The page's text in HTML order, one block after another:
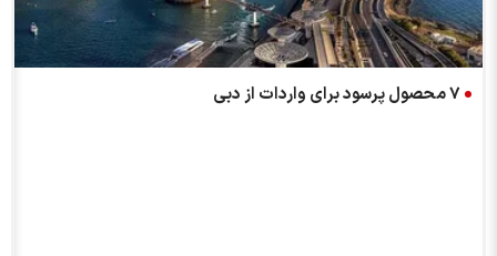
7 محصول پرسود برای واردات از دبی